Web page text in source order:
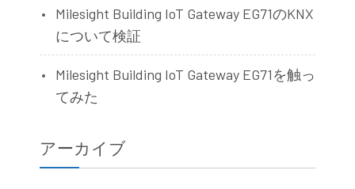
Milesight Building IoT Gateway EG71のKNX
について検証
Milesight Building IoT Gateway EG71を触っ
てみた
アーカイブ